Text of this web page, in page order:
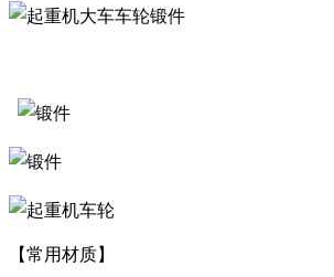
【常用材质】